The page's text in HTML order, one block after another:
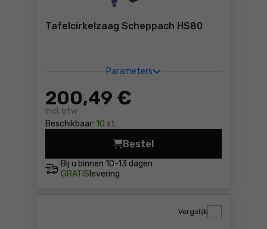
Tafelcirkelzaag Scheppach HS80
Parameters
200,49 €
Incl. btw
Beschikbaar: 10 st.
Bij u binnen 10-13 dagen
GRATIS levering
Bestel
Tafelcirkelzaag
Vergelijk